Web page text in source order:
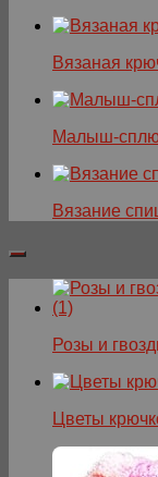
Вязаная
Малыш-
Вязание
Розы и
Цветы